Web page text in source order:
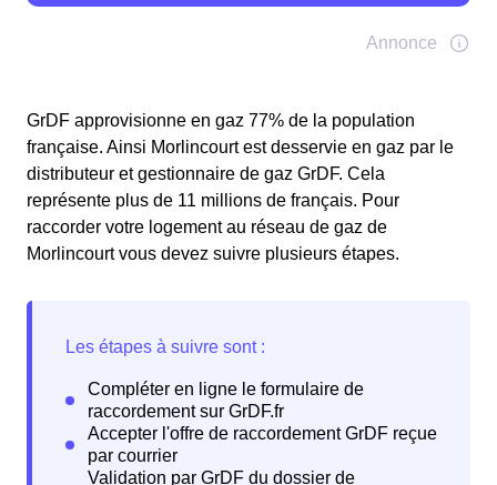
GrDF approvisionne en gaz 77% de la population
française. Ainsi Morlincourt est desservie en gaz par le
distributeur et gestionnaire de gaz GrDF. Cela
représente plus de 11 millions de français. Pour
raccorder votre logement au réseau de gaz de
Morlincourt vous devez suivre plusieurs étapes.